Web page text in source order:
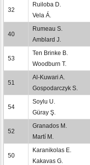
32
Ruiloba D.
Vela Á.
40
Rumeau S.
Amblard J.
53
Ten Brinke B.
Woodburn T.
51
Al-Kuwari A.
Gospodarczyk S.
54
Soylu U.
Güray Ş.
52
Granados M.
Martí M.
50
Karanikolas E.
Kakavas G.